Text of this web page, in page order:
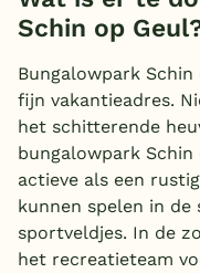
Schin op
Bungalowpark Schin
fijn vakantieadres.
het schitterende
bungalowpark
actieve als een
kunnen spelen in de
sportveldjes. In de
het recreatieteam